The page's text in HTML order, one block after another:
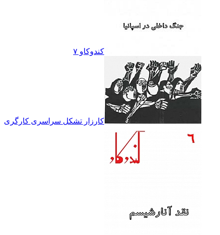
کندوکاو ۷
کارزار تشکل سراسرى کارگرى